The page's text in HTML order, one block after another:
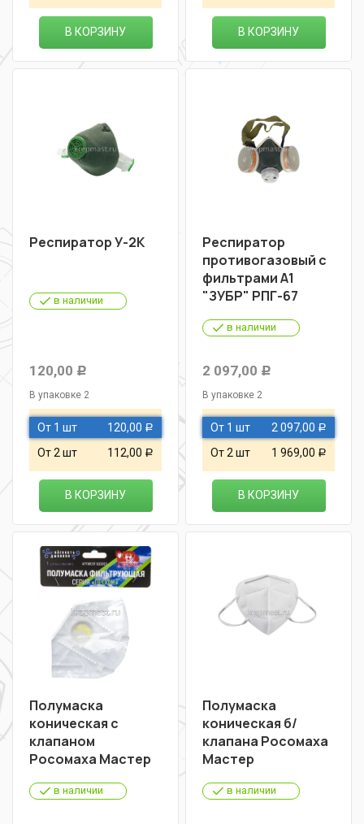
В КОРЗИНУ В КОРЗИНУ
Респиратор У-2К
в наличии
120,00 Р
В упаковке 2
От 1 шт 120,00 Р
От 2 шт 112,00 Р
В КОРЗИНУ
Респиратор
противогазовый с
фильтрами А1
"ЗУБР" РПГ-67
в наличии
2 097,00 Р
В упаковке 2
От 1 шт 2 097,00 Р
От 2 шт 1 969,00 Р
В КОРЗИНУ
Полумаска
коническая с
клапаном
Росомаха Мастер
в наличии
Полумаска
коническая б/
клапана Росомаха
Мастер
в наличии